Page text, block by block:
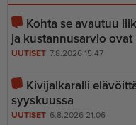
Kohta se avautuu
ja kustannusarvio ovat
UUTISET 7.8.2026 15.47
Kivijalkaralli
syyskuussa
UUTISET 6.8.2026 21.06